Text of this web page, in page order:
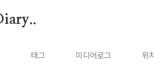
태그 미디어로그 위